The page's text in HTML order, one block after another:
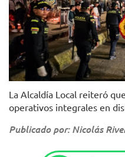
La Alcaldía Local reiteró
operativos integrales en
Publicado por: Nicolás